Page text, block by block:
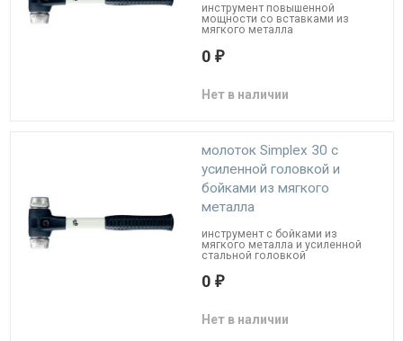
инструмент повышенной
мощности со вставками из
мягкого металла
0 ₽
Нет в наличии
молоток Simplex 30 с
усиленной головкой и
бойками из мягкого
металла
инструмент с бойками из
мягкого металла и усиленной
стальной головкой
0 ₽
Нет в наличии